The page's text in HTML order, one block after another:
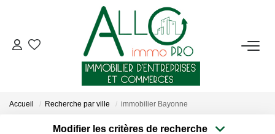
ACHETER
LOUER
Accueil Recherche par ville immobilier Bayonne
Modifier les critères de recherche